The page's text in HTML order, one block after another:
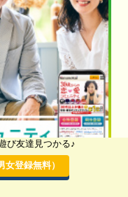
び友達見つかる♪
登録無料）